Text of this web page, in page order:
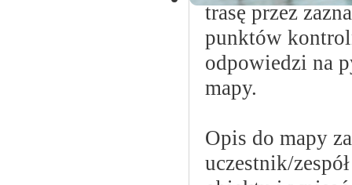
trasę przez
punktów
odpowiedzi na
mapy.
Opis do mapy
uczestnik/